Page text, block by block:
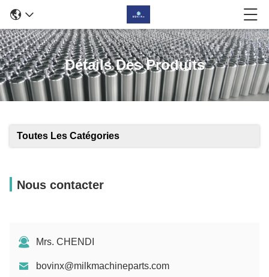
Détails Des Produits
Toutes Les Catégories
Nous contacter
Mrs. CHENDI
bovinx@milkmachineparts.com